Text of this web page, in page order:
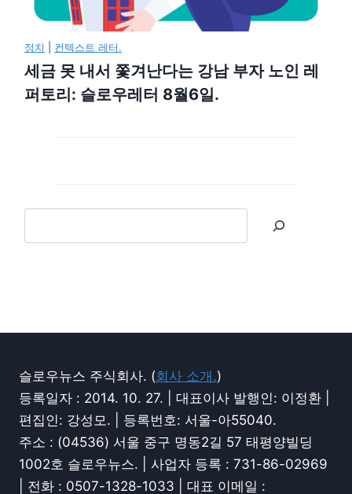
정치 컨텍스트 레터.
세금 못 내서 쫓겨난다는 강남 부자 노인 레
퍼토리: 슬로우레터 8월6일.
슬로우뉴스 주식회사. (회사 소개.)
등록일자 : 2014. 10. 27. | 대표이사 발행인: 이정환 |
편집인: 강성모. | 등록번호: 서울-아55040.
주소 : (04536) 서울 중구 명동2길 57 태평양빌딩
1002호 슬로우뉴스. | 사업자 등록 : 731-86-02969
| 전화 : 0507-1328-1033 | 대표 이메일 :